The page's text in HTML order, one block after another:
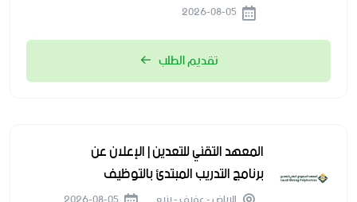
تقديم الطلب
المعهد التقني للتعدين | الإعلان عن
برنامج التدريب المبتدئ بالتوظيف